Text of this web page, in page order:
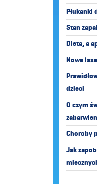
Płukanki
Stan
Dieta, a
Nowe
dzieci
O czym
Choroby
Jak